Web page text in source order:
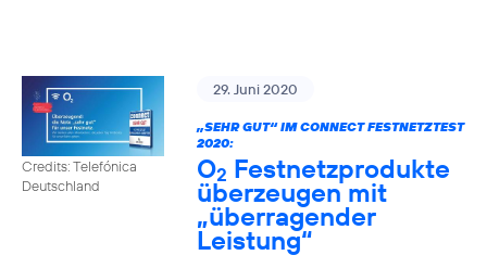
Credits: Telefónica
Deutschland
29. Juni 2020
„SEHR GUT“ IM CONNECT FESTNETZTEST
2020:
O2 Festnetzprodukte
überzeugen mit
„überragender
Leistung“